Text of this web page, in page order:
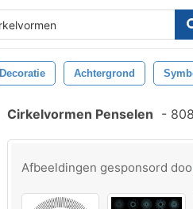
Decoratie Achtergrond
Cirkelvormen Penselen -
Afbeeldingen gesponsord